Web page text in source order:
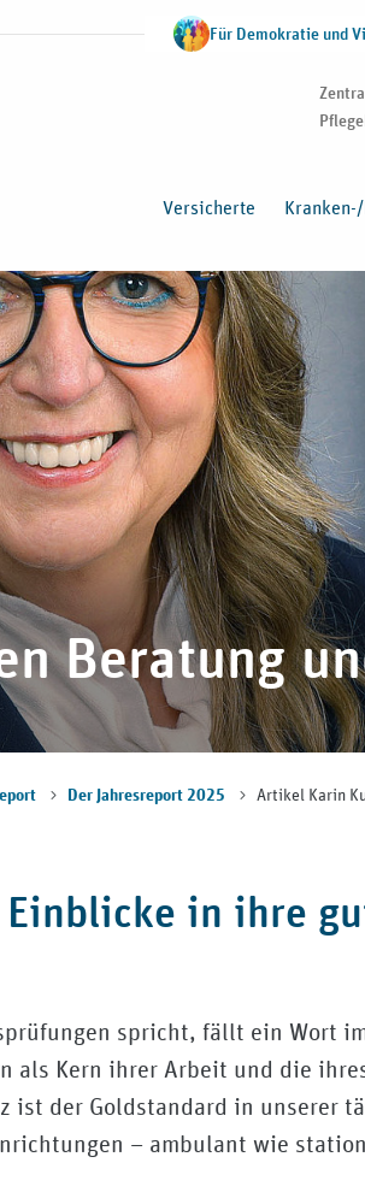
Für Demokratie und
Versicherte
Beratung
Der Jahresreport 2025 Artikel Karin
in ihre
spricht, fällt ein Wort
als Kern ihrer Arbeit und die
ist der Goldstandard in unserer
– ambulant wie